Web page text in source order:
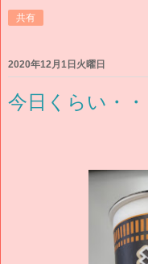
共有
2020年12月1日火曜日
今日くらい・・